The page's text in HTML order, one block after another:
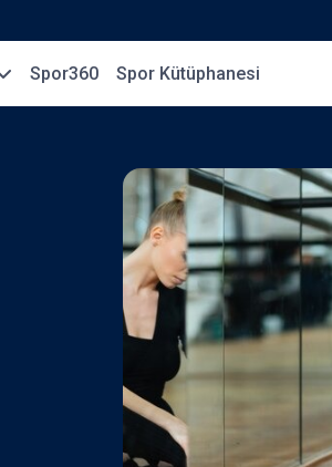
Spor360 Spor Kütüphanesi